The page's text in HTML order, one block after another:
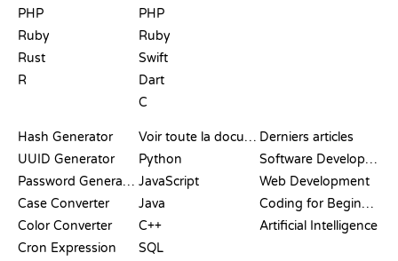
PHP
Ruby
Rust
R
PHP
Ruby
Swift
Dart
C
Hash Generator
UUID Generator
Password Generator
Case Converter
Color Converter
Cron Expression
Voir toute la documentation
Python
JavaScript
Java
C++
SQL
Derniers articles
Software Development
Web Development
Coding for Beginners
Artificial Intelligence